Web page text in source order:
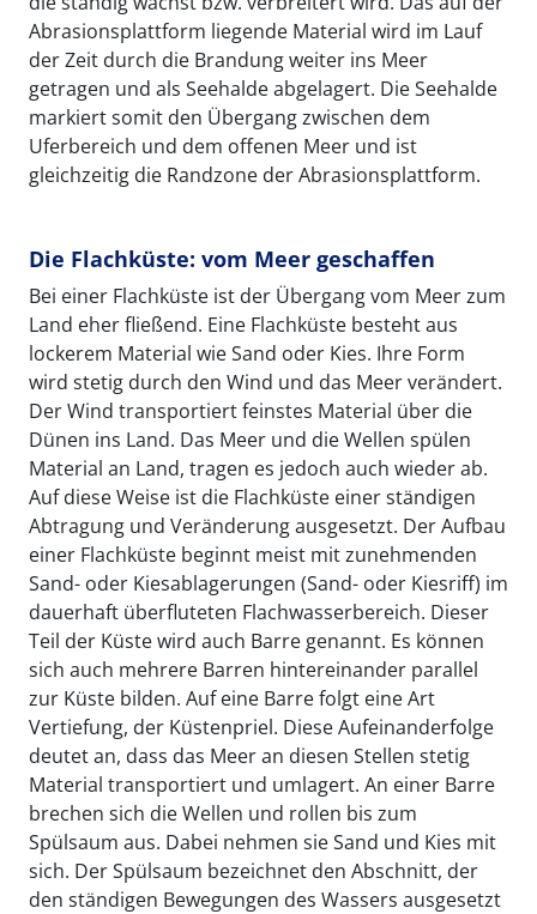
Abrasionsplattform liegende Material wird im Lauf
der Zeit durch die Brandung weiter ins Meer
getragen und als Seehalde abgelagert. Die Seehalde
markiert somit den Übergang zwischen dem
Uferbereich und dem offenen Meer und ist
gleichzeitig die Randzone der Abrasionsplattform.
Die Flachküste: vom Meer geschaffen
Bei einer Flachküste ist der Übergang vom Meer zum
Land eher fließend. Eine Flachküste besteht aus
lockerem Material wie Sand oder Kies. Ihre Form
wird stetig durch den Wind und das Meer verändert.
Der Wind transportiert feinstes Material über die
Dünen ins Land. Das Meer und die Wellen spülen
Material an Land, tragen es jedoch auch wieder ab.
Auf diese Weise ist die Flachküste einer ständigen
Abtragung und Veränderung ausgesetzt. Der Aufbau
einer Flachküste beginnt meist mit zunehmenden
Sand- oder Kiesablagerungen (Sand- oder Kiesriff) im
dauerhaft überfluteten Flachwasserbereich. Dieser
Teil der Küste wird auch Barre genannt. Es können
sich auch mehrere Barren hintereinander parallel
zur Küste bilden. Auf eine Barre folgt eine Art
Vertiefung, der Küstenpriel. Diese Aufeinanderfolge
deutet an, dass das Meer an diesen Stellen stetig
Material transportiert und umlagert. An einer Barre
brechen sich die Wellen und rollen bis zum
Spülsaum aus. Dabei nehmen sie Sand und Kies mit
sich. Der Spülsaum bezeichnet den Abschnitt, der
den ständigen Bewegungen des Wassers ausgesetzt